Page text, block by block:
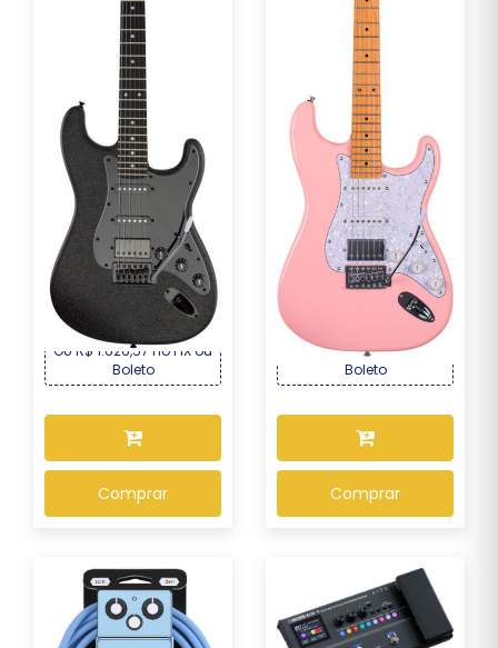
Guitarra Seizi Fun Katana
Musashi HSS ...
Por : R$ 1.749,00
OU R$ 1.626,57 no PIX ou
Boleto
Comprar
Guitarra Seizi Fun
Vintage Budokan HSS...
R$ 1.499,00
OU R$ 1.394,07 no PIX ou
Boleto
Comprar